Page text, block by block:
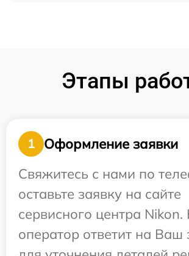
Этапы
1
Оформление заявки
Свяжитесь с нами по
оставьте заявку на сайте
сервисного центра
оператор ответит на Ваш